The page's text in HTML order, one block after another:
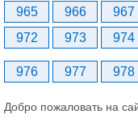
965
966 967
972
973 974
976 977 978
Добро пожаловать на